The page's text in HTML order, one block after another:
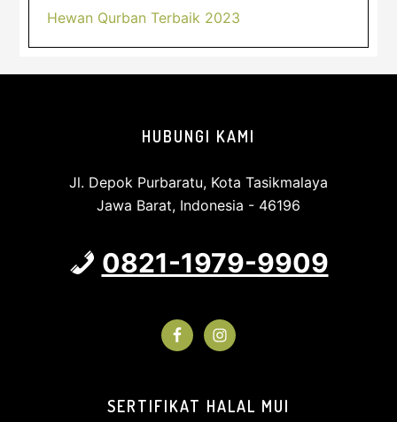
Hewan Qurban Terbaik 2023
HUBUNGI KAMI
Jl. Depok Purbaratu, Kota Tasikmalaya
Jawa Barat, Indonesia - 46196
0821-1979-9909
SERTIFIKAT HALAL MUI